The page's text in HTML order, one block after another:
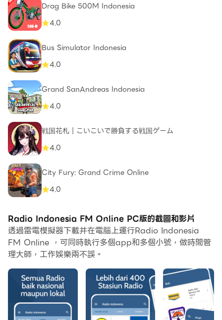
Drag Bike 500M Indonesia
4.0
Bus Simulator Indonesia
4.0
Grand SanAndreas Indonesia
4.0
戦国花札｜こいこいで勝負する戦国ゲーム
4.0
City Fury: Grand Crime Online
4.0
Radio Indonesia FM Online PC版的截圖和影片
透過雷電模擬器下載并在電腦上運行Radio Indonesia
FM Online ，可同時執行多個app和多個小號，做時間管
理大師，工作娛樂兩不誤。